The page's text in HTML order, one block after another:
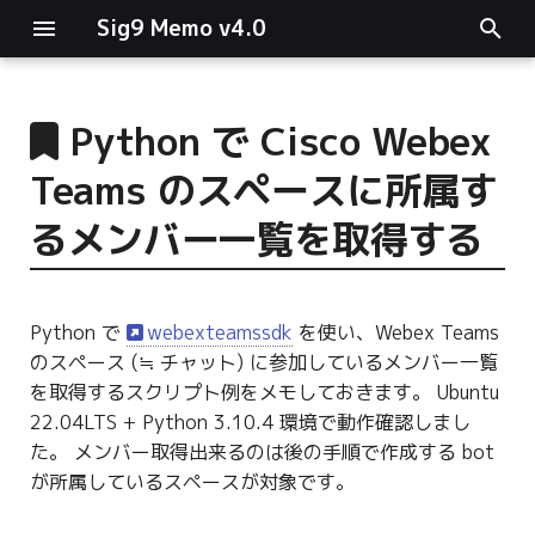
Sig9 Memo v4.0
main関数
リスト関連
ログ関連
条件分岐
型指定
Python で Cisco Webex
Teams のスペースに所属す
るメンバー一覧を取得する
Python で webexteamssdk を使い、Webex Teams
のスペース (≒ チャット) に参加しているメンバー一覧
を取得するスクリプト例をメモしておきます。 Ubuntu
22.04LTS + Python 3.10.4 環境で動作確認しまし
た。 メンバー取得出来るのは後の手順で作成する bot
が所属しているスペースが対象です。